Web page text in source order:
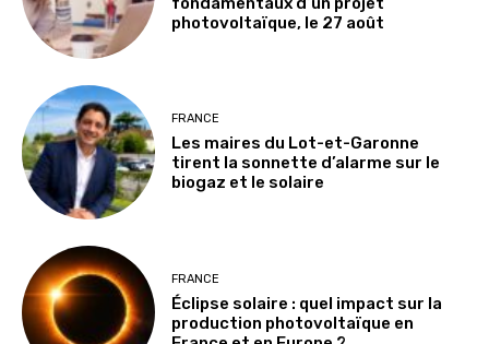
photovoltaïque, le 27 août
FRANCE
Les maires du Lot-et-Garonne
tirent la sonnette d’alarme sur le
biogaz et le solaire
FRANCE
Éclipse solaire : quel impact sur la
production photovoltaïque en